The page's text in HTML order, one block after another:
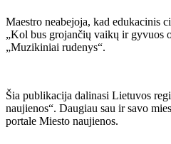
Maestro neabejoja, kad edukacinis
„Kol bus grojančių vaikų ir gyvuos
„Muzikiniai rudenys“.
Šia publikacija dalinasi Lietuvos
naujienos“. Daugiau sau ir savo
portale Miesto naujienos.